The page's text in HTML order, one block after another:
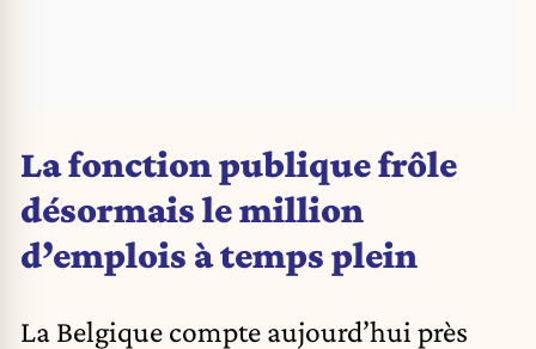
La fonction publique frôle
désormais le million
d’emplois à temps plein
La Belgique compte aujourd’hui près